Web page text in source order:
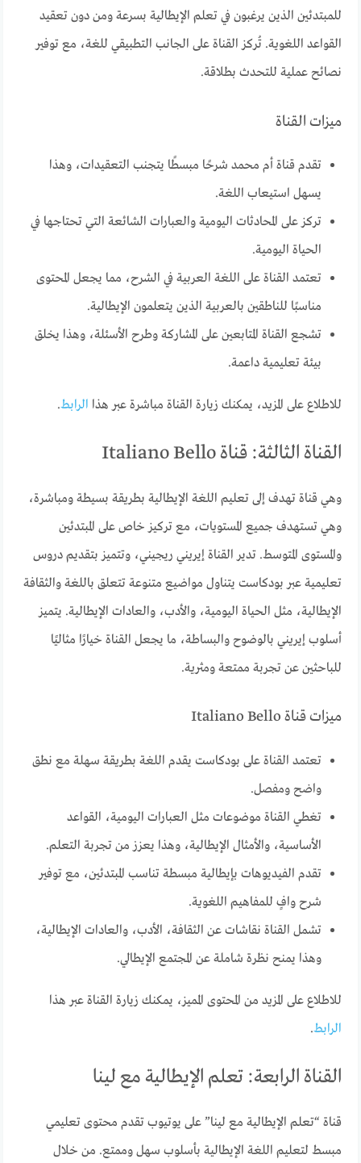
للمبتدئين الذين يرغبون في تعلم الإيطالية بسرعة ومن دون تعقيد
القواعد اللغوية. تُركز القناة على الجانب التطبيقي للغة، مع توفير
نصائح عملية للتحدث بطلاقة.
ميزات القناة
تقدم قناة أم محمد شرحًا مبسطًا يتجنب التعقيدات، وهذا
يسهل استيعاب اللغة.
تركز على المحادثات اليومية والعبارات الشائعة التي تحتاجها في
الحياة اليومية.
تعتمد القناة على اللغة العربية في الشرح، مما يجعل المحتوى
مناسبًا للناطقين بالعربية الذين يتعلمون الإيطالية.
تشجع القناة المتابعين على المشاركة وطرح الأسئلة، وهذا يخلق
بيئة تعليمية داعمة.
للاطلاع على المزيد، يمكنك زيارة القناة مباشرة عبر هذا الرابط.
القناة الثالثة: قناة Italiano Bello
وهي قناة تهدف إلى تعليم اللغة الإيطالية بطريقة بسيطة ومباشرة،
وهي تستهدف جميع المستويات، مع تركيز خاص على المبتدئين
والمستوى المتوسط. تدير القناة إيريني ريجيني، وتتميز بتقديم دروس
تعليمية عبر بودكاست يتناول مواضيع متنوعة تتعلق باللغة والثقافة
الإيطالية، مثل الحياة اليومية، والأدب، والعادات الإيطالية. يتميز
أسلوب إيريني بالوضوح والبساطة، ما يجعل القناة خيارًا مثاليًا
للباحثين عن تجربة ممتعة ومثرية.
ميزات قناة Italiano Bello
تعتمد القناة على بودكاست يقدم اللغة بطريقة سهلة مع نطق
واضح ومفصل.
تغطي القناة موضوعات مثل العبارات اليومية، القواعد
الأساسية، والأمثال الإيطالية، وهذا يعزز من تجربة التعلم.
تقدم الفيديوهات بإيطالية مبسطة تناسب المبتدئين، مع توفير
شرح وافٍ للمفاهيم اللغوية.
تشمل القناة نقاشات عن الثقافة، الأدب، والعادات الإيطالية،
وهذا يمنح نظرة شاملة عن المجتمع الإيطالي.
للاطلاع على المزيد من المحتوى المميز، يمكنك زيارة القناة عبر هذا
الرابط.
القناة الرابعة: تعلم الإيطالية مع لينا
قناة “تعلم الإيطالية مع لينا” على يوتيوب تقدم محتوى تعليمي
مبسط لتعليم اللغة الإيطالية بأسلوب سهل وممتع. من خلال